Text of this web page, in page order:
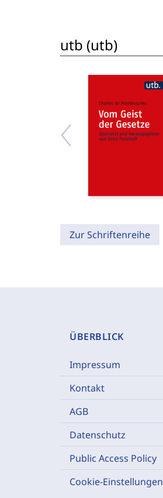
utb (utb)
Zur Schriftenreihe
ÜBERBLICK
Impressum
Kontakt
AGB
Datenschutz
Public Access Policy
Cookie-Einstellungen